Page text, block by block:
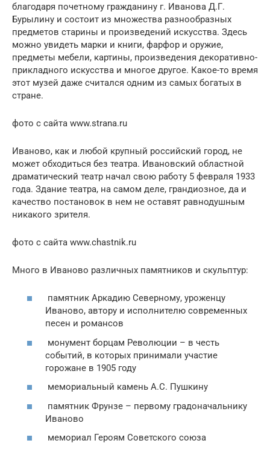
благодаря почетному гражданину г. Иванова Д.Г.
Бурылину и состоит из множества разнообразных
предметов старины и произведений искусства. Здесь
можно увидеть марки и книги, фарфор и оружие,
предметы мебели, картины, произведения декоративно-
прикладного искусства и многое другое. Какое-то время
этот музей даже считался одним из самых богатых в
стране.
фото с сайта www.strana.ru
Иваново, как и любой крупный российский город, не
может обходиться без театра. Ивановский областной
драматический театр начал свою работу 5 февраля 1933
года. Здание театра, на самом деле, грандиозное, да и
качество постановок в нем не оставят равнодушным
никакого зрителя.
фото с сайта www.chastnik.ru
Много в Иваново различных памятников и скульптур:
памятник Аркадию Северному, уроженцу
Иваново, автору и исполнителю современных
песен и романсов
монумент борцам Революции – в честь
событий, в которых принимали участие
горожане в 1905 году
мемориальный камень А.С. Пушкину
памятник Фрунзе – первому градоначальнику
Иваново
мемориал Героям Советского союза